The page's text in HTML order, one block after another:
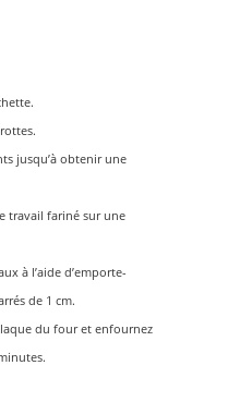
jusqu’à obtenir une
travail fariné sur une
à l’aide d’emporte-
de 1 cm.
du four et enfournez